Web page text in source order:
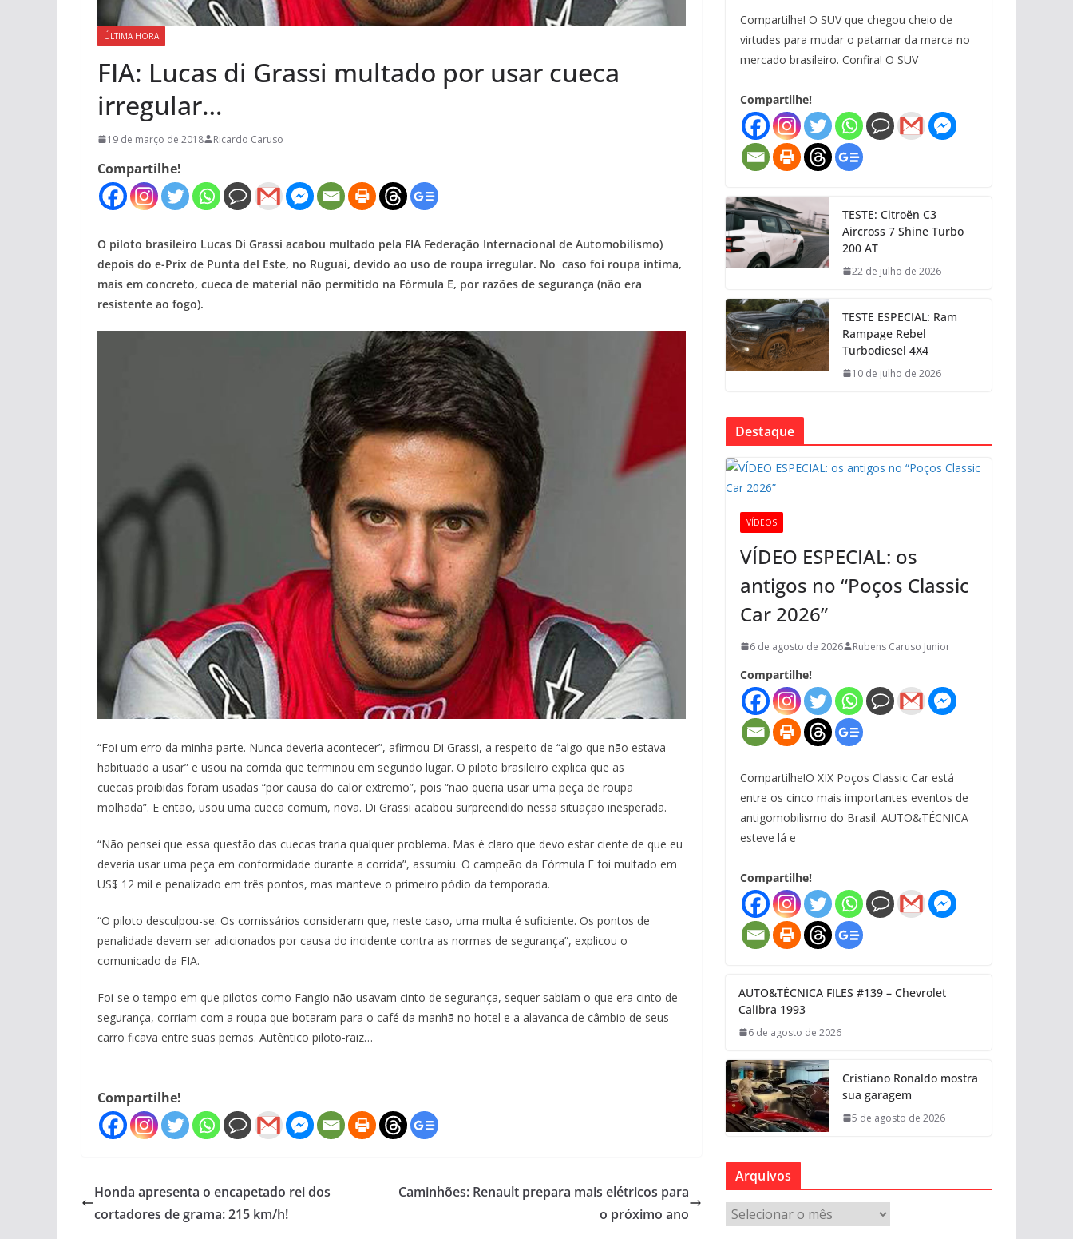
ÚLTIMA HORA
FIA: Lucas di Grassi multado por usar cueca
irregular…
19 de março de 2018 Ricardo Caruso
Compartilhe!
O piloto brasileiro Lucas Di Grassi acabou multado pela FIA Federação Internacional de Automobilismo)
depois do e-Prix de Punta del Este, no Ruguai, devido ao uso de roupa irregular. No caso foi roupa intima,
mais em concreto, cueca de material não permitido na Fórmula E, por razões de segurança (não era
resistente ao fogo).
“Foi um erro da minha parte. Nunca deveria acontecer”, afirmou Di Grassi, a respeito de “algo que não estava
habituado a usar” e usou na corrida que terminou em segundo lugar. O piloto brasileiro explica que as
cuecas proibidas foram usadas “por causa do calor extremo”, pois “não queria usar uma peça de roupa
molhada”. E então, usou uma cueca comum, nova. Di Grassi acabou surpreendido nessa situação inesperada.
“Não pensei que essa questão das cuecas traria qualquer problema. Mas é claro que devo estar ciente de que eu
deveria usar uma peça em conformidade durante a corrida”, assumiu. O campeão da Fórmula E foi multado em
US$ 12 mil e penalizado em três pontos, mas manteve o primeiro pódio da temporada.
“O piloto desculpou-se. Os comissários consideram que, neste caso, uma multa é suficiente. Os pontos de
penalidade devem ser adicionados por causa do incidente contra as normas de segurança”, explicou o
comunicado da FIA.
Foi-se o tempo em que pilotos como Fangio não usavam cinto de segurança, sequer sabiam o que era cinto de
segurança, corriam com a roupa que botaram para o café da manhã no hotel e a alavanca de câmbio de seus
carro ficava entre suas pernas. Autêntico piloto-raiz…
Compartilhe!
Honda apresenta o encapetado rei dos
cortadores de grama: 215 km/h!
Caminhões: Renault prepara mais elétricos para
o próximo ano
Compartilhe! O SUV que chegou cheio de
virtudes para mudar o patamar da marca no
mercado brasileiro. Confira! O SUV
Compartilhe!
TESTE: Citroën C3
Aircross 7 Shine Turbo
200 AT
22 de julho de 2026
TESTE ESPECIAL: Ram
Rampage Rebel
Turbodiesel 4X4
10 de julho de 2026
Destaque
VÍDEOS
VÍDEO ESPECIAL: os
antigos no “Poços Classic
Car 2026”
6 de agosto de 2026 Rubens Caruso Junior
Compartilhe!
Compartilhe!O XIX Poços Classic Car está
entre os cinco mais importantes eventos de
antigomobilismo do Brasil. AUTO&TÉCNICA
esteve lá e
Compartilhe!
AUTO&TÉCNICA FILES #139 – Chevrolet
Calibra 1993
6 de agosto de 2026
Cristiano Ronaldo mostra
sua garagem
5 de agosto de 2026
Arquivos
r